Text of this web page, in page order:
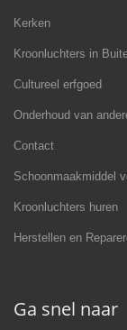
Kerken
Kroonluchters in
Cultureel erfgoed
Onderhoud van
Contact
Schoonmaakmiddel
Kroonluchters huren
Herstellen en
Ga snel naar